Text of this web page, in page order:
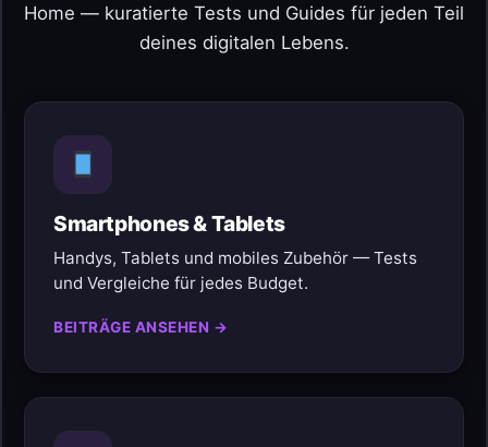
Home — kuratierte Tests und Guides für jeden Teil
deines digitalen Lebens.
Smartphones & Tablets
Handys, Tablets und mobiles Zubehör — Tests
und Vergleiche für jedes Budget.
BEITRÄGE ANSEHEN →